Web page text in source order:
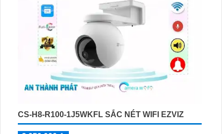
CS-H8-R100-1J5WKFL SẮC NÉT WIFI EZVIZ